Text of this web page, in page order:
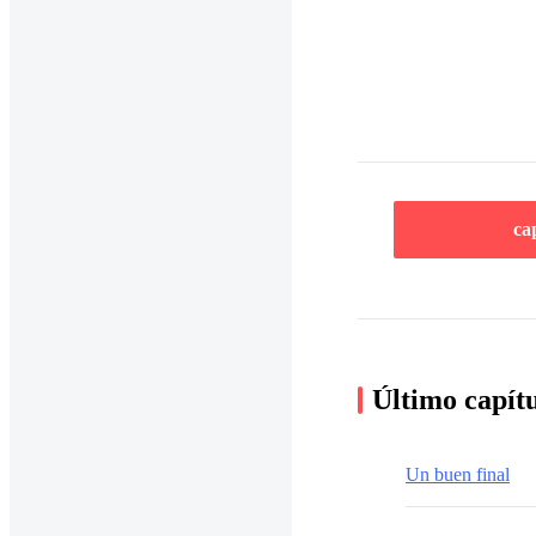
Último
Un buen final